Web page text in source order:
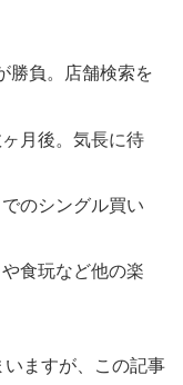
勝負。店舗検索を
月後。気長に待
のシングル買い
食玩など他の楽
いますが、この記事